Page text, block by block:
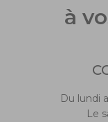
à
Du lundi
Le